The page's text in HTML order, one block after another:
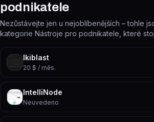
podnikatele
Nezůstávejte jen u nejoblíbenějších – tohle
kategorie Nástroje pro podnikatele, které
Ikiblast
20 $ / měs.
IntelliNode
Neuvedeno